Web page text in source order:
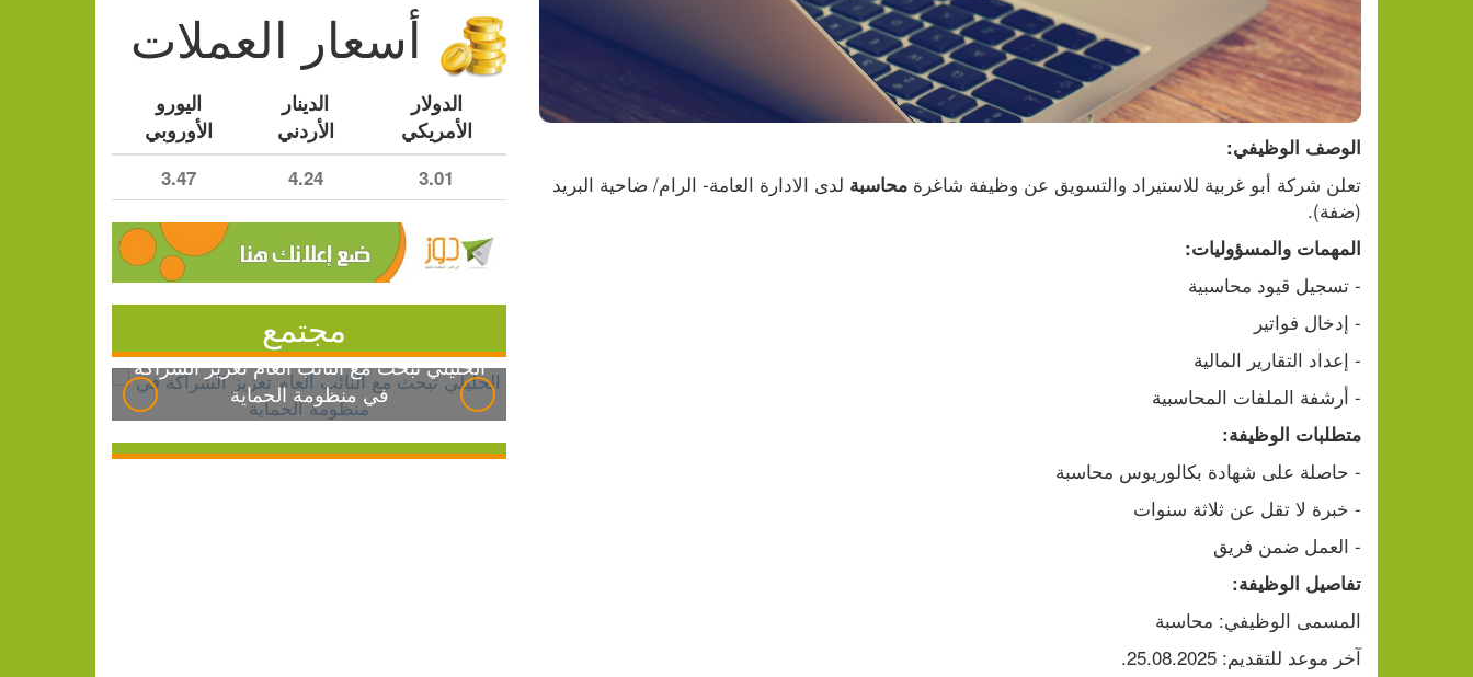
الوصف الوظيفي:
تعلن شركة أبو غربية للاستيراد والتسويق عن وظيفة شاغرة محاسبة
(ضفة).
المهمات والمسؤوليات:
- تسجيل قيود محاسبية
- إدخال فواتير
- إعداد التقارير المالية
- أرشفة الملفات المحاسبية
متطلبات الوظيفة:
- حاصلة على شهادة بكالوريوس محاسبة
- خبرة لا تقل عن ثلاثة سنوات
- العمل ضمن فريق
تفاصيل الوظيفة:
المسمى الوظيفي: محاسبة
آخر موعد للتقديم: 25.08.2025.
أسعار العملات
الدولار
الأمريكي
الدينار
الأردني
اليورو
الأوروبي
3.01
4.24
3.47
مجتمع
الخليلي تبحث مع النائب العام تعزيز الشراكة
في منظومة الحماية